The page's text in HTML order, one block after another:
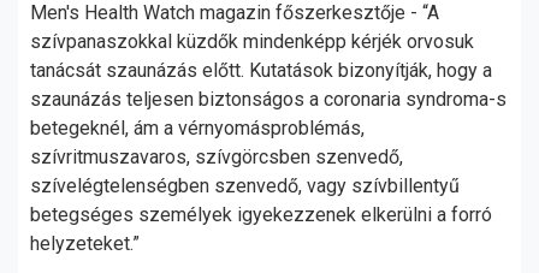
Men's Health Watch magazin főszerkesztője - “A
szívpanaszokkal küzdők mindenképp kérjék orvosuk
tanácsát szaunázás előtt. Kutatások bizonyítják, hogy a
szaunázás teljesen biztonságos a coronaria syndroma-s
betegeknél, ám a vérnyomásproblémás,
szívritmuszavaros, szívgörcsben szenvedő,
szívelégtelenségben szenvedő, vagy szívbillentyű
betegséges személyek igyekezzenek elkerülni a forró
helyzeteket.”